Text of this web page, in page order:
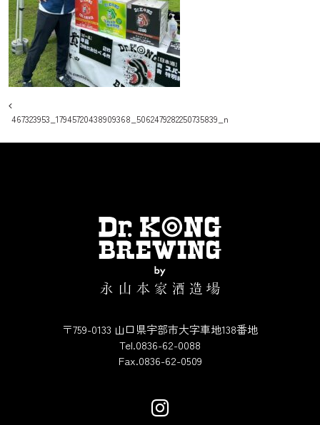
投稿ナビゲーション
467323953_17945720438909368_5062479282250735839_n
〒759-0133 山口県宇部市大字車地138番地
Tel.0836-62-0088
Fax.0836-62-0509